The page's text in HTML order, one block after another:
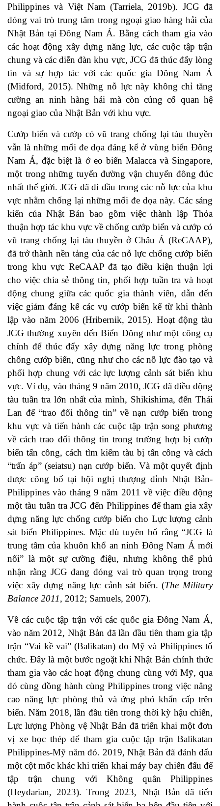
Philippines và Việt Nam (Tarriela, 2019b). JCG đã
đóng vai trò trung tâm trong ngoại giao hàng hải của
Nhật Bản tại Đông Nam Á. Bằng cách tham gia vào
các hoạt động xây dựng năng lực, các cuộc tập trận
chung và các diễn đàn khu vực, JCG đã thúc đẩy lòng
tin và sự hợp tác với các quốc gia Đông Nam Á
(Midford, 2015). Những nỗ lực này không chỉ tăng
cường an ninh hàng hải mà còn củng cố quan hệ
ngoại giao của Nhật Bản với khu vực.
Cướp biển và cướp có vũ trang chống lại tàu thuyền
vẫn là những mối đe dọa đáng kể ở vùng biển Đông
Nam Á, đặc biệt là ở eo biển Malacca và Singapore,
một trong những tuyến đường vận chuyển đông đúc
nhất thế giới. JCG đã đi đầu trong các nỗ lực của khu
vực nhằm chống lại những mối đe dọa này. Các sáng
kiến ​​của Nhật Bản bao gồm việc thành lập Thỏa
thuận hợp tác khu vực về chống cướp biển và cướp có
vũ trang chống lại tàu thuyền ở Châu Á (ReCAAP),
đã trở thành nền tảng của các nỗ lực chống cướp biển
trong khu vực ReCAAP đã tạo điều kiện thuận lợi
cho việc chia sẻ thông tin, phối hợp tuần tra và hoạt
động chung giữa các quốc gia thành viên, dẫn đến
việc giảm đáng kể các vụ cướp biển kể từ khi thành
lập vào năm 2006 (Hribernik, 2015). Hoạt động tàu
JCG thường xuyên đến Biển Đông như một công cụ
chính để thúc đẩy xây dựng năng lực trong phòng
chống cướp biển, cũng như cho các nỗ lực đào tạo và
phối hợp chung với các lực lượng cảnh sát biển khu
vực. Ví dụ, vào tháng 9 năm 2010, JCG đã điều động
tàu tuần tra lớn nhất của mình, Shikishima, đến Thái
Lan để “trao đổi thông tin” về nạn cướp biển trong
khu vực và tiến hành các cuộc tập trận song phương
về cách trao đổi thông tin trong trường hợp bị cướp
biển tấn công, cách tìm kiếm tàu ​​bị tấn công và cách
“trấn áp” (seiatsu) nạn cướp biển. Và một quyết định
được công bố tại hội nghị thượng đỉnh Nhật Bản-
Philippines vào tháng 9 năm 2011 về việc điều động
một tàu tuần tra JCG đến Philippines để tham gia xây
dựng năng lực chống cướp biển cho Lực lượng cảnh
sát biển Philippines. Mặc dù tuyên bố rằng “JCG là
trung tâm của khuôn khổ an ninh Đông Nam Á mới
nổi” là một sự cường điệu, nhưng không thể phủ
nhận rằng JCG đang đóng vai trò quan trọng trong
việc xây dựng năng lực cảnh sát biển. (The Military
Balance 2011, 2012; Samuels, 2007).
Về các cuộc tập trận với các quốc gia Đông Nam Á,
vào năm 2012, Nhật Bản đã lần đầu tiên tham gia tập
trận “Vai kề vai” (Balikatan) do Mỹ và Philippines tổ
chức. Đây là một bước ngoặt khi Nhật Bản chính thức
tham gia vào các hoạt động chung cùng với Mỹ, qua
đó cùng đồng hành cùng Philippines trong việc nâng
cao năng lực phòng thủ và ứng phó khẩn cấp trên
biển. Năm 2018, lần đầu tiên trong thời kỳ hậu chiến,
Lực lượng Phòng vệ Nhật Bản đã triển khai một đơn
vị xe bọc thép để tham gia cuộc tập trận Balikatan
Philippines-Mỹ năm đó. 2019, Nhật Bản đã đánh dấu
một cột mốc khác khi triển khai máy bay chiến đấu để
tập trận chung với Không quân Philippines
(Heydarian, 2023). Trong 2023, Nhật Bản đã tiến